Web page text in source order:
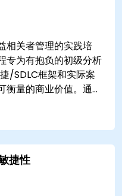
相关者管理的实践培
专为有抱负的初级分析
/SDLC框架和实际案
量的商业价值。通过
捷性